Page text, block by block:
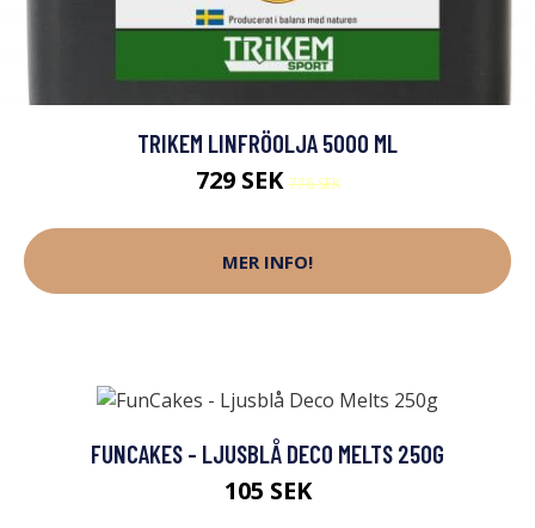
TRIKEM LINFRÖOLJA 5000 ML
729 SEK776 SEK
MER INFO!
FUNCAKES - LJUSBLÅ DECO MELTS 250G
105 SEK